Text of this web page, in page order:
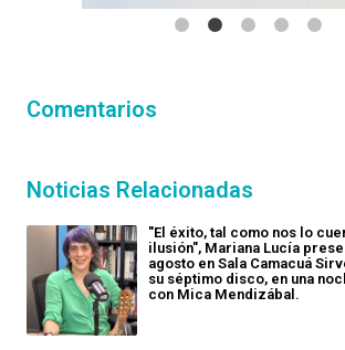
Comentarios
Noticias Relacionadas
"El éxito, tal como nos lo
ilusión", Mariana Lucía
agosto en Sala Camacuá
su séptimo disco, en una
con Mica Mendizábal.